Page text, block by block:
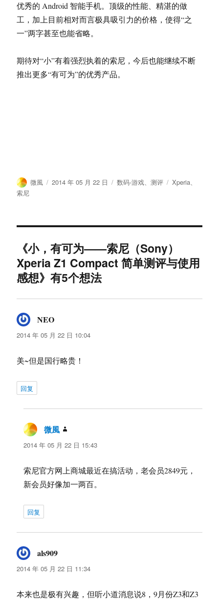
优秀的 Android 智能手机。顶级的性能、精湛的做
工，加上目前相对而言极具吸引力的价格，使得“之
一”两字甚至也能省略。
期待对“小”有着强烈执着的索尼，今后也能继续不断
推出更多“有可为”的优秀产品。
作
微風
发
2014 年 05 月 22 日
分
数码-游戏、测评
标
Xperia、
索尼
《小，有可为——索尼（Sony）
Xperia Z1 Compact 简单测评与使用
感想》有5个想法
NEO
道：
2014 年 05 月 22 日 10:04
美~但是国行略贵！
回复
微風
道：
2014 年 05 月 22 日 15:43
索尼官方网上商城最近在搞活动，老会员2849元，
新会员好像加一两百。
回复
als909
道：
2014 年 05 月 22 日 11:34
本来也是极有兴趣，但听小道消息说8，9月份Z3和Z3